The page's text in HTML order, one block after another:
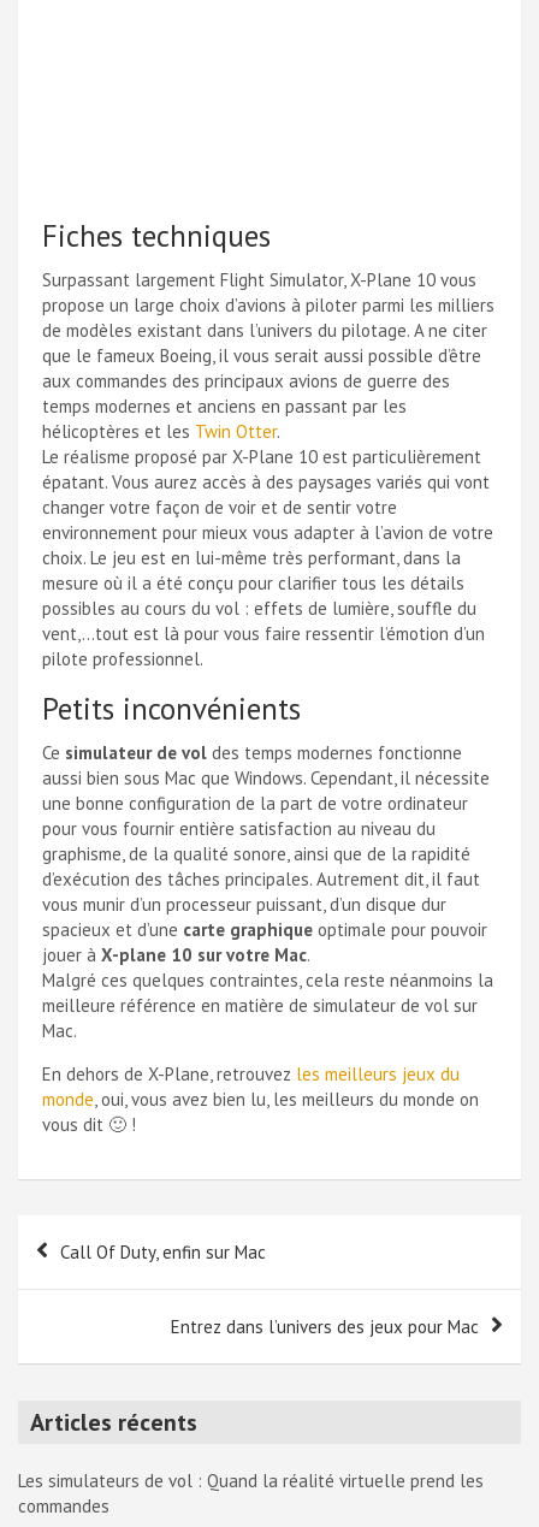
Fiches techniques
Surpassant largement Flight Simulator, X-Plane 10 vous
propose un large choix d’avions à piloter parmi les milliers
de modèles existant dans l’univers du pilotage. A ne citer
que le fameux Boeing, il vous serait aussi possible d’être
aux commandes des principaux avions de guerre des
temps modernes et anciens en passant par les
hélicoptères et les Twin Otter.
Le réalisme proposé par X-Plane 10 est particulièrement
épatant. Vous aurez accès à des paysages variés qui vont
changer votre façon de voir et de sentir votre
environnement pour mieux vous adapter à l’avion de votre
choix. Le jeu est en lui-même très performant, dans la
mesure où il a été conçu pour clarifier tous les détails
possibles au cours du vol : effets de lumière, souffle du
vent,…tout est là pour vous faire ressentir l’émotion d’un
pilote professionnel.
Petits inconvénients
Ce simulateur de vol des temps modernes fonctionne
aussi bien sous Mac que Windows. Cependant, il nécessite
une bonne configuration de la part de votre ordinateur
pour vous fournir entière satisfaction au niveau du
graphisme, de la qualité sonore, ainsi que de la rapidité
d’exécution des tâches principales. Autrement dit, il faut
vous munir d’un processeur puissant, d’un disque dur
spacieux et d’une carte graphique optimale pour pouvoir
jouer à X-plane 10 sur votre Mac.
Malgré ces quelques contraintes, cela reste néanmoins la
meilleure référence en matière de simulateur de vol sur
Mac.
En dehors de X-Plane, retrouvez les meilleurs jeux du
monde , oui, vous avez bien lu, les meilleurs du monde on
vous dit 🙂 !
Navigation
Call Of Duty, enfin sur Mac
Entrez dans l’univers des jeux pour Mac
Articles récents
Les simulateurs de vol : Quand la réalité virtuelle prend les
commandes